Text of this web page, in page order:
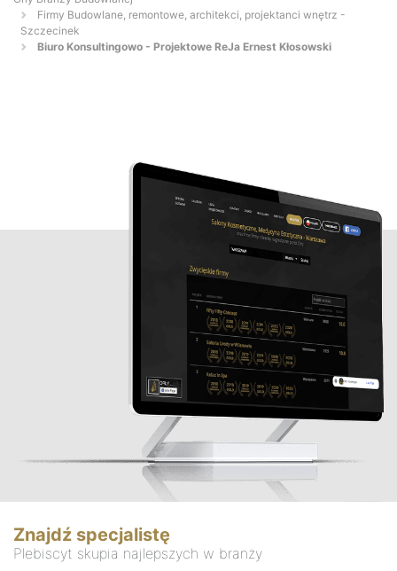
Firmy Budowlane, remontowe, architekci, projektanci wnętrz -
Szczecinek
Biuro Konsultingowo - Projektowe ReJa Ernest Kłosowski
Znajdź specjalistę
Plebiscyt skupia najlepszych w branży